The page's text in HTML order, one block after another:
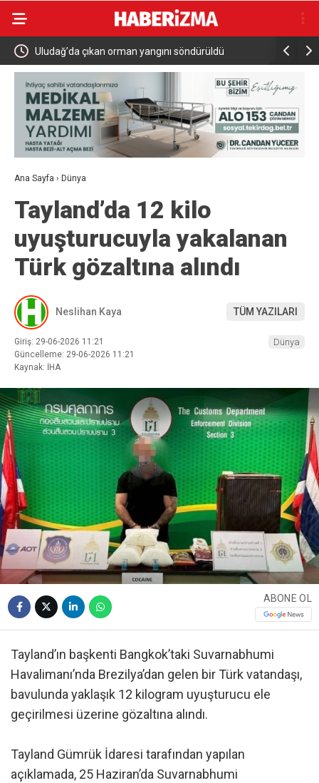
Uludağ’da çıkan orman yangını söndürüldü MGK 6
Güvenlik
Ana Sayfa › Dünya
Tayland’da 12 kilo
uyuşturucuyla yakalanan
Türk gözaltına alındı
Neslihan Kaya TÜM YAZILARI
Giriş: 29-06-2026 11:21
Güncelleme: 29-06-2026 11:21
Kaynak: İHA
Dünya
ABONE OL
Tayland’ın başkenti Bangkok’taki Suvarnabhumi
Havalimanı’nda Brezilya’dan gelen bir Türk vatandaşı,
bavulunda yaklaşık 12 kilogram uyuşturucu ele
geçirilmesi üzerine gözaltına alındı.
Tayland Gümrük İdaresi tarafından yapılan
açıklamada, 25 Haziran’da Suvarnabhumi